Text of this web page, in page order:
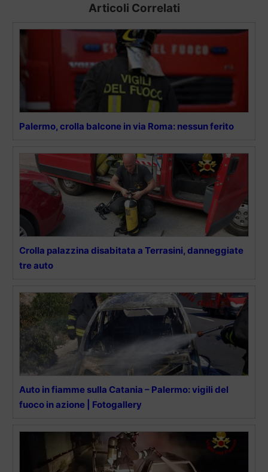
Articoli Correlati
Palermo, crolla balcone in via Roma: nessun ferito
Crolla palazzina disabitata a Terrasini, danneggiate
tre auto
Auto in fiamme sulla Catania – Palermo: vigili del
fuoco in azione | Fotogallery